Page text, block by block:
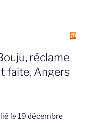
réclame
faite, Angers
le 19 décembre